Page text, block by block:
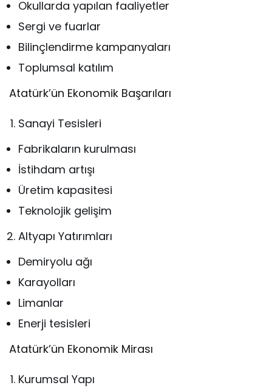
Okullarda yapılan faaliyetler
Sergi ve fuarlar
Bilinçlendirme kampanyaları
Toplumsal katılım
Atatürk’ün Ekonomik Başarıları
Sanayi Tesisleri
Fabrikaların kurulması
İstihdam artışı
Üretim kapasitesi
Teknolojik gelişim
Altyapı Yatırımları
Demiryolu ağı
Karayolları
Limanlar
Enerji tesisleri
Atatürk’ün Ekonomik Mirası
Kurumsal Yapı